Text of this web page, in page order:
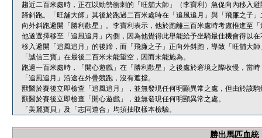
趨近二百米處時，正在以勁勢衝刺的「旺舖大師」（李寶利）急促向內移入
蹄斜跑。「旺舖大師」其後於跑過二百米處時在「追風追月」與「飛廉之子
向外斜跑避開「勝利歡星」。李寶利表示，他於跑離三百米處時考慮推進至
他遂選擇移至「追風追月」內側，因為他覺得此舉能給予坐騎最佳機會得以
移入避開「追風追月」的後蹄，而「飛廉之子」正向外斜跑，導致「旺舖大
「誠信三寶」在最後二百米未能望空，因而未能施為。
跑過一百米處時，「開心遊戲」在「勝利歡星」之後處於窘境之際收慢，當
「追風追月」沿途在外疊競跑，沒有遮擋。
獸醫於賽後立即檢查「追風追月」，並無發現任何明顯異常之處，但由於該
獸醫於賽後立即檢查「開心遊戲」，並無發現任何明顯異常之處。
「美麗寶貝」及「志同道合」均須抽取樣本檢驗。
勝出馬匹血統